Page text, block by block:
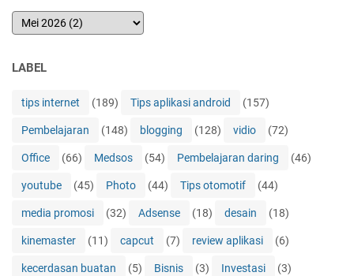
LABEL
tips internet (189) Tips aplikasi android (157)
Pembelajaran (148) blogging (128) vidio (72)
Office (66) Medsos (54) Pembelajaran daring (46)
youtube (45) Photo (44) Tips otomotif (44)
media promosi (32) Adsense (18) desain (18)
kinemaster (11) capcut (7) review aplikasi (6)
kecerdasan buatan (5) Bisnis (3) Investasi (3)